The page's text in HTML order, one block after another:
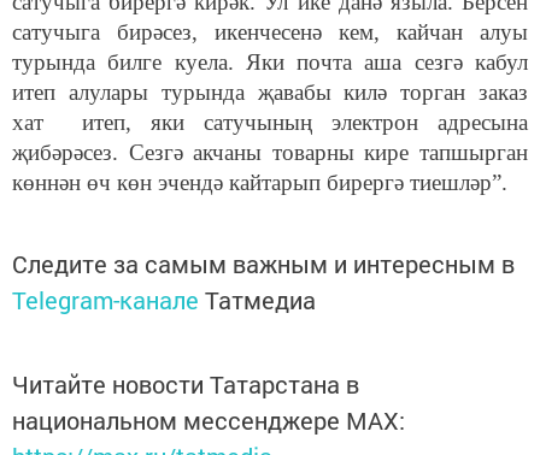
сатучыга бирәсез, икенчесенә кем, кайчан алуы
турында билге куела. Яки почта аша сезгә кабул
итеп алулары турында җавабы килә торган заказ
хат итеп, яки сатучының электрон адресына
җибәрәсез. Сезгә акчаны товарны кире тапшырган
көннән өч көн эчендә кайтарып бирергә тиешләр”.
Следите за самым важным и интересным в
Telegram-канале Татмедиа
Читайте новости Татарстана в
национальном мессенджере MАХ: